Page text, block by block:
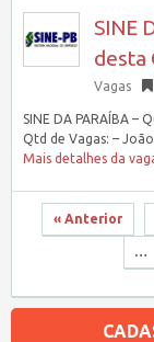
SINE
desta
Vagas
SINE DA PARAÍBA –
Qtd de Vagas: –
Mais detalhes da
« Anterior
…